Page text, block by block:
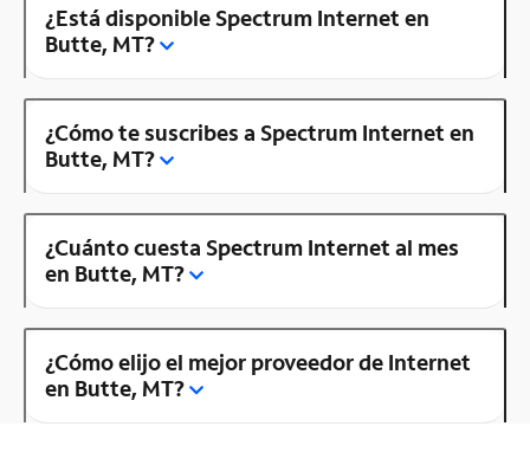
¿Está disponible Spectrum Internet en
Butte, MT?
¿Cómo te suscribes a Spectrum Internet en
Butte, MT?
¿Cuánto cuesta Spectrum Internet al mes
en Butte, MT?
¿Cómo elijo el mejor proveedor de Internet
en Butte, MT?